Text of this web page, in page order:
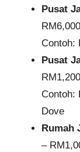
Pusat
Contoh:
Pusat
Contoh:
Dove
Rumah
–